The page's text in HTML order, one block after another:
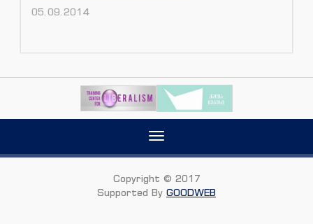
05.09.2014
Toggle
Copyright © 2017
Supported By GOODWEB